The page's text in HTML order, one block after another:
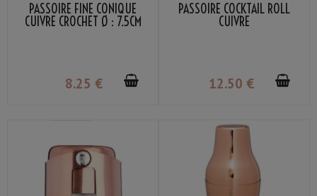
PASSOIRE FINE CONIQUE
CUIVRE CROCHET Ø : 7.5CM
8.25 €
PASSOIRE COCKTAIL ROLL
CUIVRE
12.50 €